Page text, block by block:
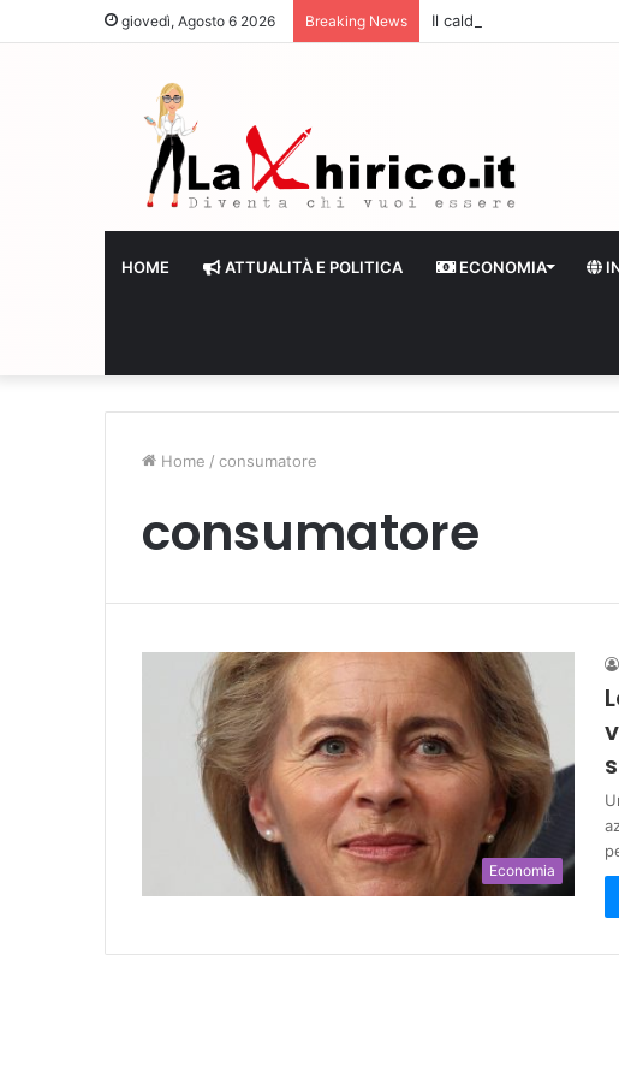
giovedì, Agosto 6 2026 Breaking News Il caldo frena il turismo
HOME ATTUALITÀ E POLITICA ECONOMIA
Home / consumatore
consumatore
Economia